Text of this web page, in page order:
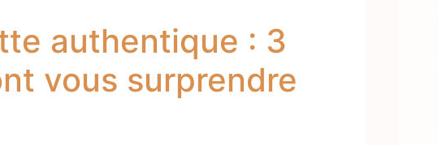
authentique : 3
vous surprendre